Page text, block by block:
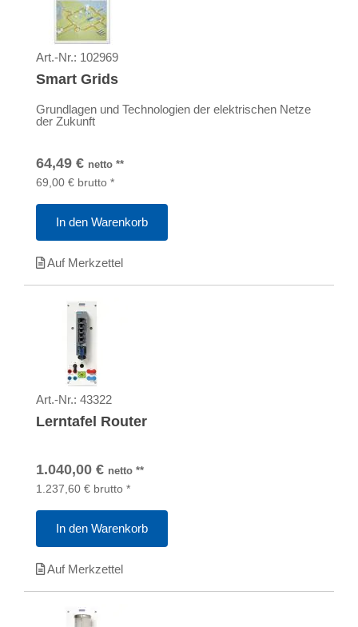
Art.-Nr.: 102969
Smart Grids
Grundlagen und Technologien der elektrischen Netze
der Zukunft
64,49 € netto **
69,00 € brutto *
In den Warenkorb
Auf Merkzettel
Art.-Nr.: 43322
Lerntafel Router
1.040,00 € netto **
1.237,60 € brutto *
In den Warenkorb
Auf Merkzettel